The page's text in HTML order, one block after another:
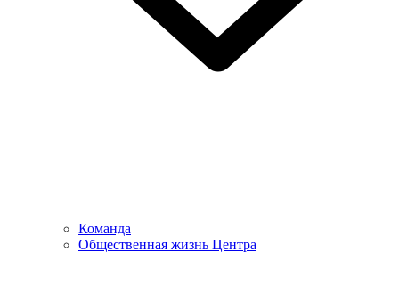
Команда
Общественная жизнь Центра